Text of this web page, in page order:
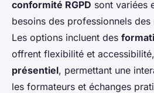
conformité RGPD sont variées
besoins des professionnels des
Les options incluent des
offrent flexibilité et
présentiel, permettant une
les formateurs et échanges